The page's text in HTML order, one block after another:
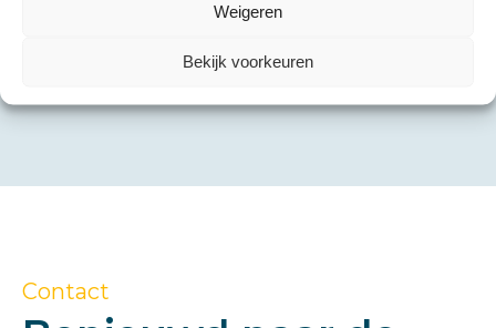
Weigeren
Bekijk voorkeuren
Contact